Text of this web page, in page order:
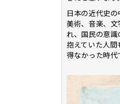
日本の近代史
美術、音楽、
れ、国民の意
抱えていた人
得なかった時代